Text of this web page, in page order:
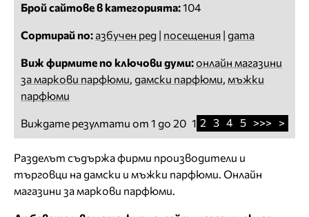
Брой сайтове в категорията:104
Сортирай по: азбучен ред | посещения | дата
Виж фирмите по ключови думи:онлайн магазини
за маркови парфюми, дамски парфюми, мъжки
парфюми
Виждате резултати от 1 до 20 1 2 3 4 5 >>> >
Разделът съдържа фирми производители и
търговци на дамски и мъжки парфюми. Онлайн
магазини за маркови парфюми.